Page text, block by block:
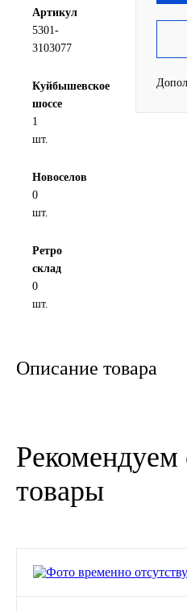
Valvoline
BP VISCO
ЛУКОЙЛ
Оригинальные масла
РОСНЕФТЬ
Артикул
5301-
3103077
Куйбышевское
шоссе
1
шт.
Новоселов
0
шт.
Ретро
склад
0
шт.
Описание товара
товары